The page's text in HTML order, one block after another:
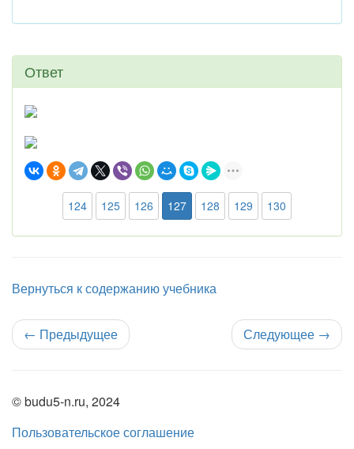
Ответ
124 125 126 127 128 129 130
Вернуться к содержанию учебника
← Предыдущее Следующее →
© budu5-n.ru, 2024
Пользовательское соглашение